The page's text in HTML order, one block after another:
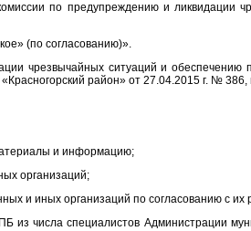
по предупреждению и ликвидации
(по согласованию)».
чрезвычайных ситуаций и обеспечению
район» от 27.04.2015 г. №
и информацию;
организаций;
и иных организаций по согласованию с их
числа специалистов Администрации